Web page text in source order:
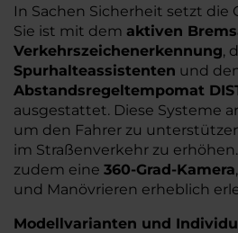
In Sachen Sicherheit setzt die
Sie ist mit dem aktiven
Verkehrszeichenerkennung,
Spurhalteassistenten und
Abstandsregeltempomat
ausgestattet. Diese Systeme
um den Fahrer zu
im Straßenverkehr zu
zudem eine 360-Grad-Kamera
und Manövrieren erheblich
Modellvarianten und